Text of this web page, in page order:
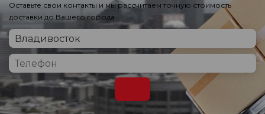
Оставьте свои контакты и мы рассчитаем точную стоимость
доставки до Вашего города